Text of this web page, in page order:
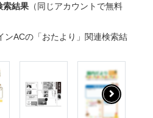
索結果 （同じアカウントで無料
ンACの「おたより」関連検索結